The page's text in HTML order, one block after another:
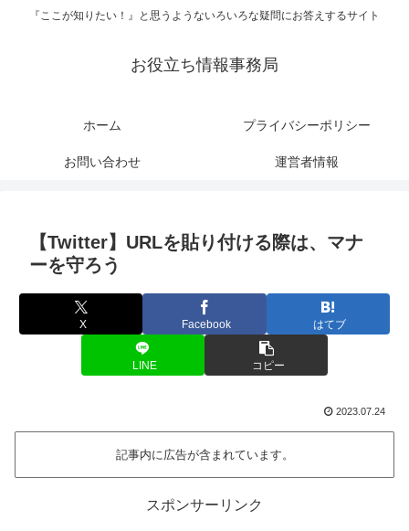
『ここが知りたい！』と思うようないろいろな疑問にお答えするサイト
お役立ち情報事務局
ホーム プライバシーポリシー
お問い合わせ 運営者情報
【Twitter】URLを貼り付ける際は、マナ
ーを守ろう
X Facebook はてブ
LINE コピー
2023.07.24
記事内に広告が含まれています。
スポンサーリンク